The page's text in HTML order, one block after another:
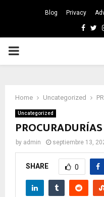
Blog Privacy
PRIMARY
Home Uncategorized
Uncategorized
PROCURADURÍAS
by admin septiembre 13,
SHARE 0